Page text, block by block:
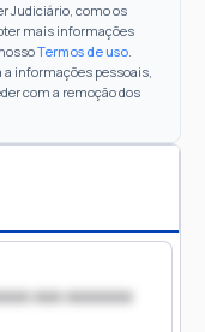
Judiciário, como os
mais informações
Termos de uso.
informações pessoais,
com a remoção dos
xxx xxxxxxx